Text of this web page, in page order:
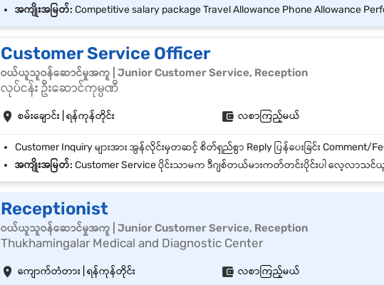
အကျိုးအမြတ်: Competitive salary package Travel Allowance Phone Allowance
Customer Service Officer
ဝယ်ယူသူဝန်ဆောင်မှုအကူ | Junior Customer Service, Reception
လုပ်ငန်း ဦးဆောင်ကုမ္ပဏီ
စမ်းချောင်း | ရန်ကုန်တိုင်း လစာကြည့်မယ်
အကျိုးအမြတ်: Customer Service ပိုင်းသာမက ဒီဂျစ်တယ်မားကတ်တင်းပိုင်းပါ လေ့လာသင်
Receptionist
ဝယ်ယူသူဝန်ဆောင်မှုအကူ | Junior Customer Service, Reception
Thukhamingalar Medical and Diagnostic Center
ကျောက်တံတား | ရန်ကုန်တိုင်း လစာကြည့်မယ်